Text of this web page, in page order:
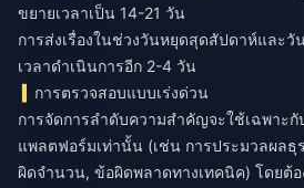
ขยายเวลาเป็น 14-21 วัน
การส่งเรื่องในช่วงวันหยุดสุดสัปดาห์และวั
เวลาดำเนินการอีก 2-4 วัน
การตรวจสอบแบบเร่งด่วน
การจัดการลำดับความสำคัญจะใช้เฉพาะ
แพลตฟอร์มเท่านั้น (เช่น การประมวลผลธุ
ผิดจำนวน, ข้อผิดพลาดทางเทคนิค) โดยต้